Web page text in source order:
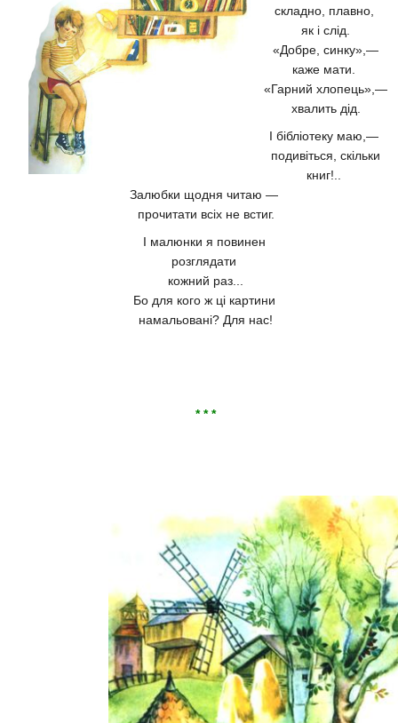
складно, плавно,
як і слід.
«Добре, синку»,—
каже мати.
«Гарний хлопець»,—
хвалить дід.
І бібліотеку маю,—
подивіться, скільки
книг!..
Залюбки щодня читаю —
прочитати всіх не встиг.
І малюнки я повинен
розглядати
кожний раз...
Бо для кого ж ці картини
намальовані? Для нас!
* * *